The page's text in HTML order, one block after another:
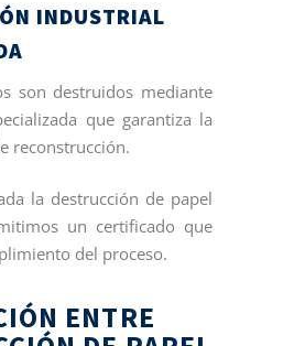
INDUSTRIAL
son destruidos mediante
que garantiza la
reconstrucción.
la destrucción de papel
un certificado que
del proceso.
ENTRE